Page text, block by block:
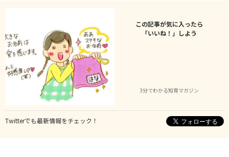
この記事が気に入ったら
「いいね！」しよう
3分でわかる知育マガジン
Twitterでも最新情報をチェック！